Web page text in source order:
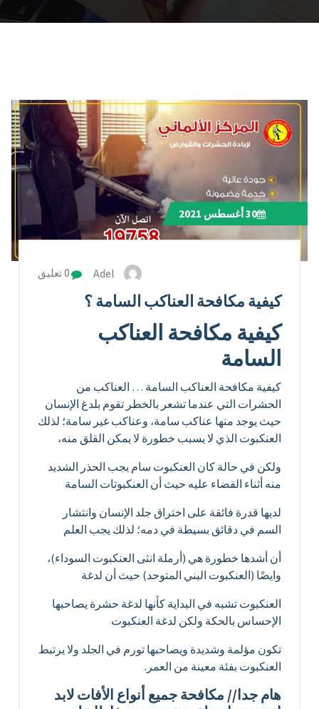
30أغسطس 2021
Adel 0 تعليق
كيفية مكافحة العناكب السامة ؟
كيفية مكافحة العناكب
السامة
كيفية مكافحة العناكب السامة … العناكب من
الحشرات التي عندما تشعر بالخطر تقوم بلدغ الإنسان
حيث يوجد منها عناكب سامة، وعناكب غير سامة؛ لذلك
العنكبوت الذي لا يسبب خطورة لا يمكن القلق منه،
ولكن في حالة كان العنكبوت سام يجب الحذر الشديد
منه أثناء القضاء عليه حيث أن العنكبوتات السامة
لديها قدرة فائقة على اختراق جلد الإنسان وانتشار
السم في دقائق بسيطة في دمه؛ لذلك يجب العلم
أن أشدها خطورة هي (أرملة انثى العنكبوت السوداء)،
وايضًا (العنكبوت البني المتوحد) حيث أن لدغة
العنكبوت تشبه في البداية كأنها لدغة حشرة يصاحبها
الإحساس بالحكة ولكن لدغة العنكبوت
تكون مؤلمة وشديدة ويصاحبها تورم في الجلد ولا يرتبط
العنكبوت بفئة معينة من العمر.
هام جدا// مكافحة جميع أنواع الأفات لابد